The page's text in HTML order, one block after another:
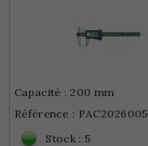
Capacité : 200 mm
Référence : PAC2026005
Stock : 5